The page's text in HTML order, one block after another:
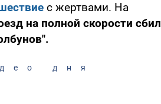
с жертвами. На
на полной скорости сбил
дня